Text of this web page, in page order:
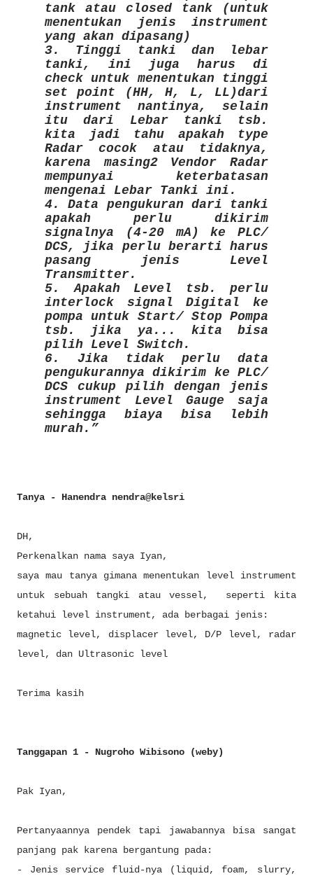
tank atau closed tank (untuk
menentukan jenis instrument
yang akan dipasang)
3. Tinggi tanki dan lebar
tanki, ini juga harus di
check untuk menentukan tinggi
set point (HH, H, L, LL)dari
instrument nantinya, selain
itu dari Lebar tanki tsb.
kita jadi tahu apakah type
Radar cocok atau tidaknya,
karena masing2 Vendor Radar
mempunyai keterbatasan
mengenai Lebar Tanki ini.
4. Data pengukuran dari tanki
apakah perlu dikirim
signalnya (4-20 mA) ke PLC/
DCS, jika perlu berarti harus
pasang jenis Level
Transmitter.
5. Apakah Level tsb. perlu
interlock signal Digital ke
pompa untuk Start/ Stop Pompa
tsb. jika ya... kita bisa
pilih Level Switch.
6. Jika tidak perlu data
pengukurannya dikirim ke PLC/
DCS cukup pilih dengan jenis
instrument Level Gauge saja
sehingga biaya bisa lebih
murah.
Tanya - Hanendra nendra@kelsri
DH,
Perkenalkan nama saya Iyan,
saya mau tanya gimana menentukan level instrument
untuk sebuah tangki atau vessel, seperti kita
ketahui level instrument, ada berbagai jenis:
magnetic level, displacer level, D/P level, radar
level, dan Ultrasonic level
Terima kasih
Tanggapan 1 - Nugroho Wibisono (weby)
Pak Iyan,
Pertanyaannya pendek tapi jawabannya bisa sangat
panjang pak karena bergantung pada:
- Jenis service fluid-nya (liquid, foam, slurry,